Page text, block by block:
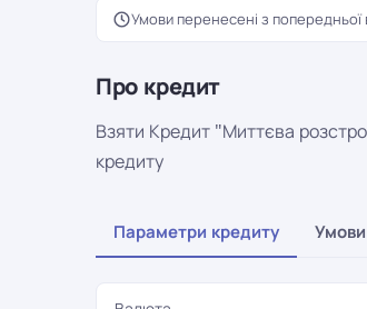
Умови перенесені з попередньої
Про кредит
Взяти Кредит "Миттєва
кредиту
Параметри кредиту Умови